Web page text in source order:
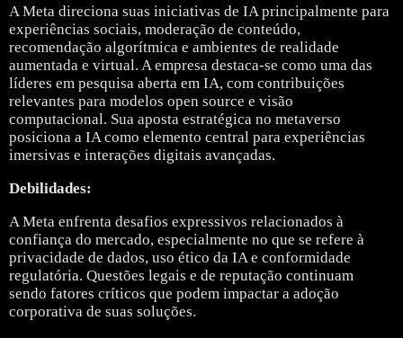
AMeta direciona suas iniciativas de IA principalmente para
experiências sociais, moderação de conteúdo,
recomendação algorítmica e ambientes de realidade
aumentada e virtual. A empresa destaca-se como uma das
líderes em pesquisa aberta em IA, com contribuições
relevantes para modelos open source e visão
computacional. Sua aposta estratégica no metaverso
posiciona a IA como elemento central para experiências
imersivas e interações digitais avançadas.
Debilidades:
A Meta enfrenta desafios expressivos relacionados à
confiança do mercado, especialmente no que se refere à
privacidade de dados, uso ético da IA e conformidade
regulatória. Questões legais e de reputação continuam
sendo fatores críticos que podem impactar a adoção
corporativa de suas soluções.